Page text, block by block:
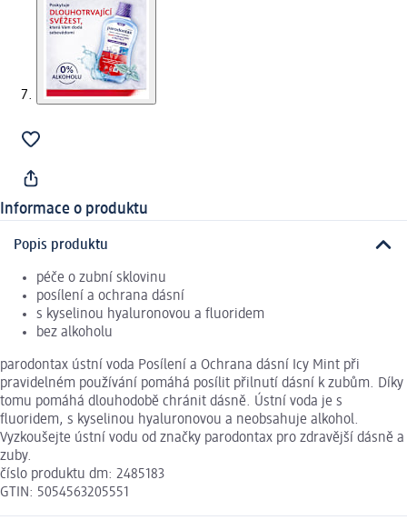
Informace o produktu
Popis produktu
péče o zubní sklovinu
posílení a ochrana dásní
s kyselinou hyaluronovou a fluoridem
bez alkoholu
parodontax ústní voda Posílení a Ochrana dásní Icy Mint při
pravidelném používání pomáhá posílit přilnutí dásní k zubům. Díky
tomu pomáhá dlouhodobě chránit dásně. Ústní voda je s
fluoridem, s kyselinou hyaluronovou a neobsahuje alkohol.
Vyzkoušejte ústní vodu od značky parodontax pro zdravější dásně a
zuby.
číslo produktu dm: 2485183
GTIN: 5054563205551